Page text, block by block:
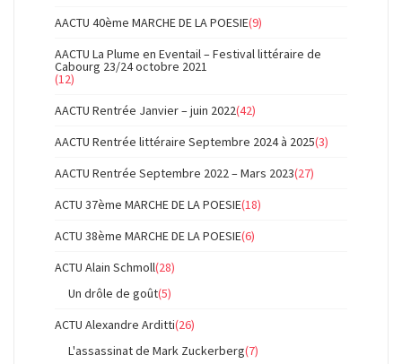
AACTU 40ème MARCHE DE LA POESIE(9)
AACTU La Plume en Eventail – Festival littéraire de
Cabourg 23/24 octobre 2021
(12)
AACTU Rentrée Janvier – juin 2022(42)
AACTU Rentrée littéraire Septembre 2024 à 2025(3)
AACTU Rentrée Septembre 2022 – Mars 2023(27)
ACTU 37ème MARCHE DE LA POESIE(18)
ACTU 38ème MARCHE DE LA POESIE(6)
ACTU Alain Schmoll(28)
Un drôle de goût(5)
ACTU Alexandre Arditti(26)
L'assassinat de Mark Zuckerberg(7)